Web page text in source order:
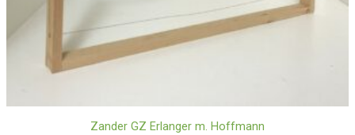
Zander GZ Erlanger m. Hoffmann